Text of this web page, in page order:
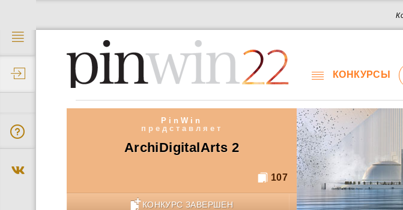
22 КОНКУРСЫ
PinWin
представляет
ArchiDigitalArts 2
107
КОНКУРС ЗАВЕРШЕН